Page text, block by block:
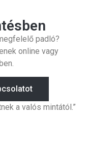
padló?
online vagy
a valós mintától.”